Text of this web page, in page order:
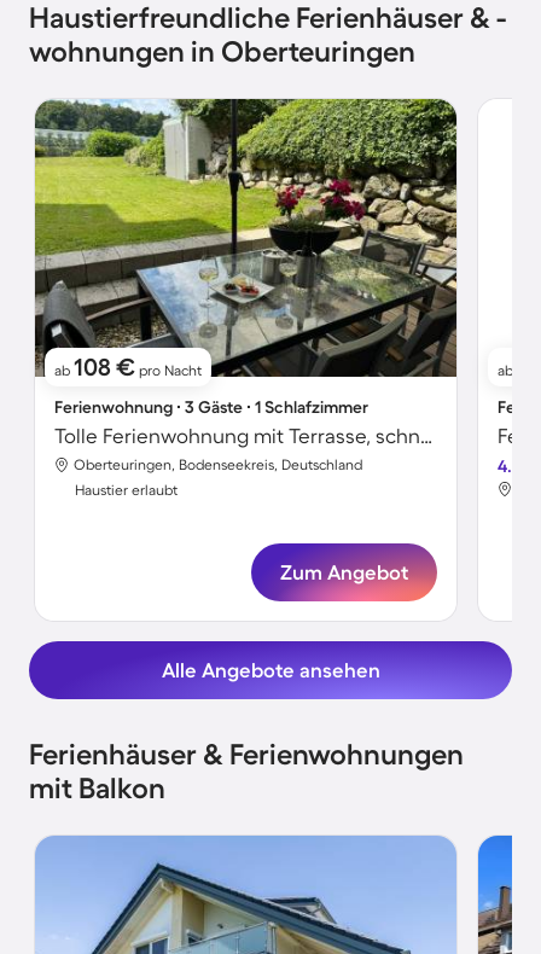
Haustierfreundliche Ferienhäuser & -
wohnungen in Oberteuringen
ab 108 € pro Nacht
Ferienwohnung ∙ 3 Gäste ∙ 1 Schlafzimmer
Tolle Ferienwohnung mit Terrasse, schnellem Internet und Garten | Gartenblick | Haustiere sind willkommen
Oberteuringen, Bodenseekreis, Deutschland
Haustier erlaubt
Zum Angebot
ab
4.0
Alle Angebote ansehen
Ferienhäuser & Ferienwohnungen
mit Balkon